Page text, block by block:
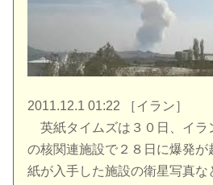
2011.12.1 01:22 ［イラン］
英紙タイムズは３０日、イラ
の核関連施設で２８日に爆発が
紙が入手した施設の衛星写真な